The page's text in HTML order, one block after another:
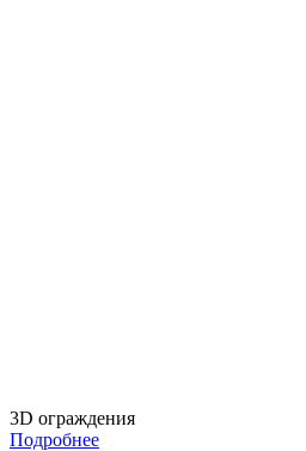
3D ограждения
Подробнее